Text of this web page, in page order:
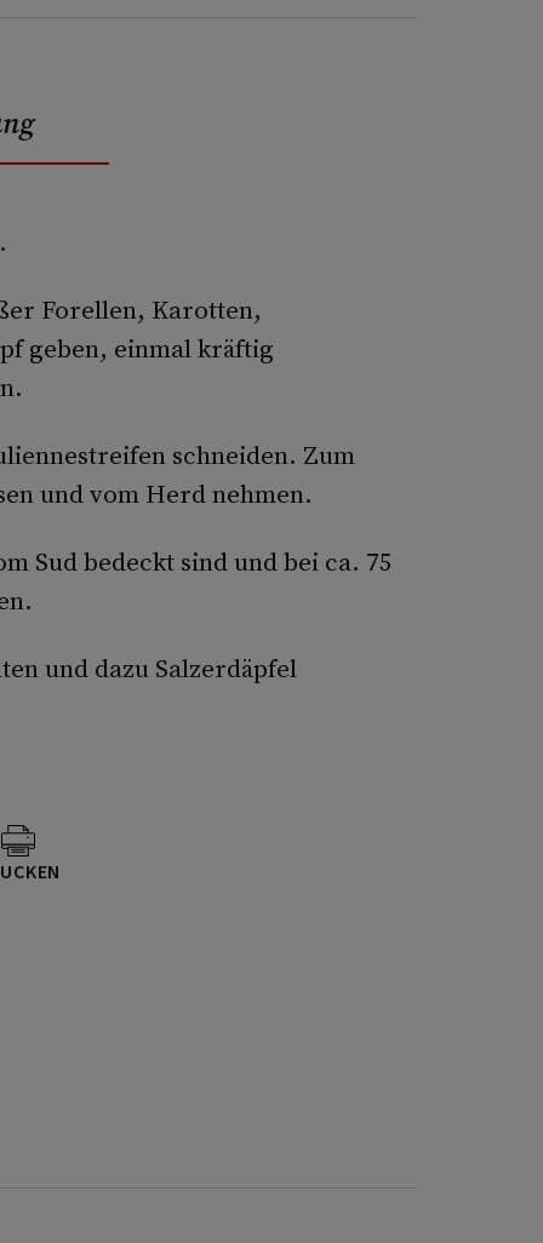
Forellen, Karotten,
geben, einmal kräftig
schneiden. Zum
und vom Herd nehmen.
Sud bedeckt sind und bei ca. 75
und dazu Salzerdäpfel